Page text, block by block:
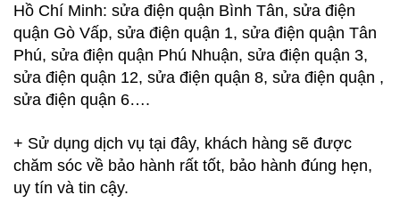
Hồ Chí Minh: sửa điện quận Bình Tân, sửa điện
quận Gò Vấp, sửa điện quận 1, sửa điện quận Tân
Phú, sửa điện quận Phú Nhuận, sửa điện quận 3,
sửa điện quận 12, sửa điện quận 8, sửa điện quận ,
sửa điện quận 6….
+ Sử dụng dịch vụ tại đây, khách hàng sẽ được
chăm sóc về bảo hành rất tốt, bảo hành đúng hẹn,
uy tín và tin cậy.